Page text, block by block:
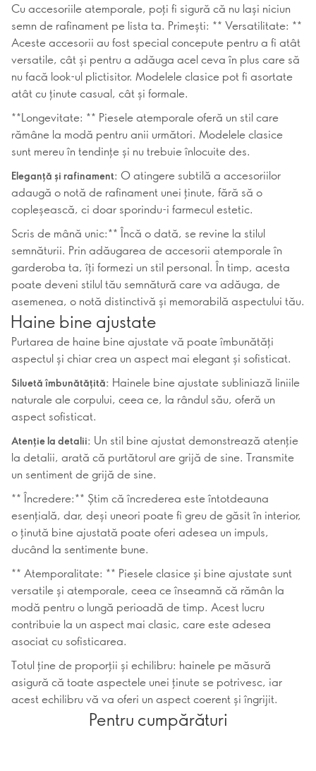
Cu accesoriile atemporale, poți fi sigură că nu lași niciun
semn de rafinament pe lista ta. Primești: ** Versatilitate: **
Aceste accesorii au fost special concepute pentru a fi atât
versatile, cât și pentru a adăuga acel ceva în plus care să
nu facă look-ul plictisitor. Modelele clasice pot fi asortate
atât cu ținute casual, cât și formale.
**Longevitate: ** Piesele atemporale oferă un stil care
rămâne la modă pentru anii următori. Modelele clasice
sunt mereu în tendințe și nu trebuie înlocuite des.
Eleganță și rafinament: O atingere subtilă a accesoriilor
adaugă o notă de rafinament unei ținute, fără să o
copleșească, ci doar sporindu-i farmecul estetic.
Scris de mână unic:** Încă o dată, se revine la stilul
semnăturii. Prin adăugarea de accesorii atemporale în
garderoba ta, îți formezi un stil personal. În timp, acesta
poate deveni stilul tău semnătură care va adăuga, de
asemenea, o notă distinctivă și memorabilă aspectului tău.
Haine bine ajustate
Purtarea de haine bine ajustate vă poate îmbunătăți
aspectul și chiar crea un aspect mai elegant și sofisticat.
Siluetă îmbunătățită: Hainele bine ajustate subliniază liniile
naturale ale corpului, ceea ce, la rândul său, oferă un
aspect sofisticat.
Atenție la detalii: Un stil bine ajustat demonstrează atenție
la detalii, arată că purtătorul are grijă de sine. Transmite
un sentiment de grijă de sine.
** Încredere:** Știm că încrederea este întotdeauna
esențială, dar, deși uneori poate fi greu de găsit în interior,
o ținută bine ajustată poate oferi adesea un impuls,
ducând la sentimente bune.
** Atemporalitate: ** Piesele clasice și bine ajustate sunt
versatile și atemporale, ceea ce înseamnă că rămân la
modă pentru o lungă perioadă de timp. Acest lucru
contribuie la un aspect mai clasic, care este adesea
asociat cu sofisticarea.
Totul ține de proporții și echilibru: hainele pe măsură
asigură că toate aspectele unei ținute se potrivesc, iar
acest echilibru vă va oferi un aspect coerent și îngrijit.
Pentru cumpărături